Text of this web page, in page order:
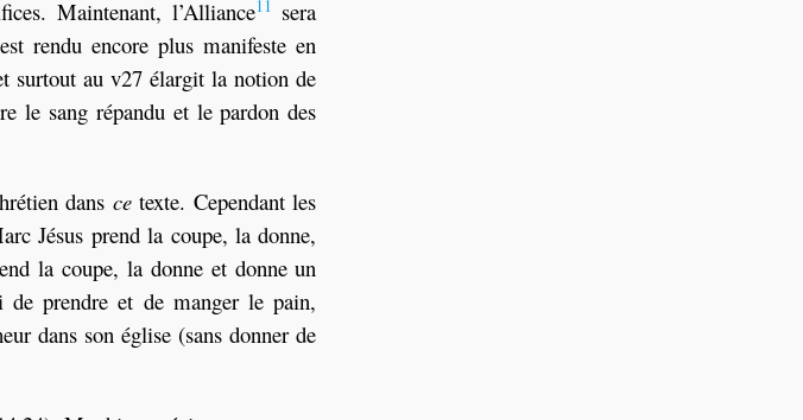
Maintenant, l’Alliance11 sera
rendu encore plus manifeste en
surtout au v27 élargit la notion de
le sang répandu et le pardon des
dans cetexte. Cependant les
Jésus prend la coupe, la donne,
la coupe, la donne et donne un
prendre et de manger le pain,
dans son église (sans donner de